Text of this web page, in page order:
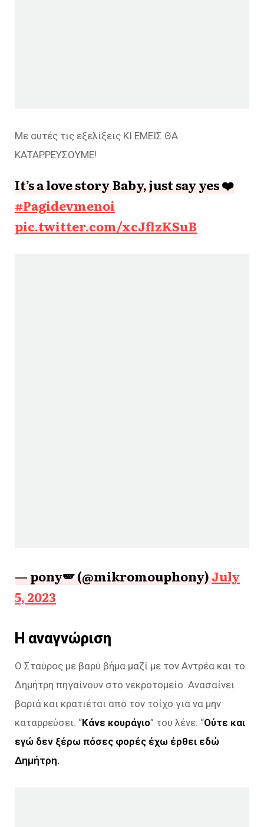
Με αυτές τις εξελίξεις ΚΙ ΕΜΕΙΣ ΘΑ
ΚΑΤΑΡΡΕΥΣΟΥΜΕ!
It’s a love story Baby, just say yes ❤️
#Pagidevmenoi
pic.twitter.com/xcJflzKSuB
— pony🪽 (@mikromouphony)July
5, 2023
Η αναγνώριση
Ο Σταύρος με βαρύ βήμα μαζί με τον Αντρέα και το
Δημήτρη πηγαίνουν στο νεκροτομείο. Ανασαίνει
βαριά και κρατιέται από τον τοίχο για να μην
καταρρεύσει. “Κάνε κουράγιο” του λένε. “Ούτε και
εγώ δεν ξέρω πόσες φορές έχω έρθει εδώ
Δημήτρη.